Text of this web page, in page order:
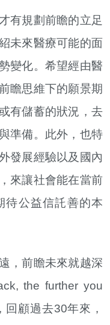
有規劃前瞻的立足
未來醫療可能的面
變化。希望經由醫
瞻思維下的願景期
有儲蓄的狀況，去
準備。此外，也特
發展經驗以及國內
來讓社會能在當前
待公益信託善的本
，前瞻未來就越深
the further you
顧過去30年來，